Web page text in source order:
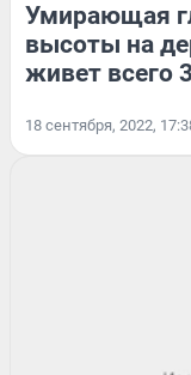
Умирающая
высоты на
живет всего
18 сентября, 2022,